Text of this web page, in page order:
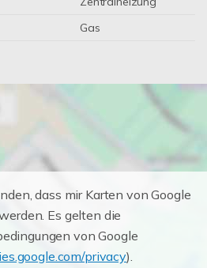
Gas
dass mir Karten von Google
Es gelten die
von Google
privacy).